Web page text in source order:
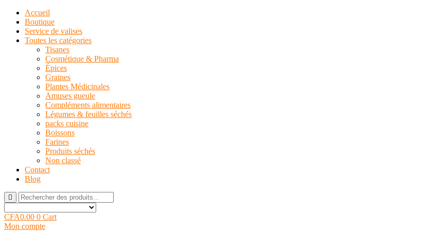
Accueil
Boutique
Service de valises
Toutes les catégories
Tisanes
Cosmétique & Pharma
Épices
Graines
Plantes Médicinales
Amuses gueule
Compléments alimentaires
Légumes & feuilles séchés
packs cuisine
Boissons
Farines
Produits séchés
Non classé
Contact
Blog
CFA0.00 0 Cart
Mon compte